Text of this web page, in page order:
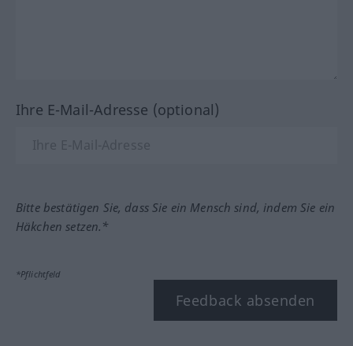
Ihre E-Mail-Adresse (optional)
Bitte bestätigen Sie, dass Sie ein Mensch sind, indem Sie ein
Häkchen setzen.*
*Pflichtfeld
Feedback absenden